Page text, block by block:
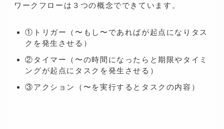
ワークフローは３つの概念でできています。
①トリガー（〜もし〜であればが起点になりタス
クを発生させる）
②タイマー（〜の時間になったらと期限やタイミ
ングが起点にタスクを発生させる）
③アクション（〜を実行するとタスクの内容）